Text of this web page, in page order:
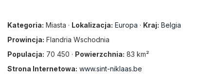
Kategoria: Miasta · Lokalizacja: Europa · Kraj: Belgia
Prowincja: Flandria Wschodnia
Populacja: 70 450 · Powierzchnia: 83 km²
Strona Internetowa: www.sint-niklaas.be